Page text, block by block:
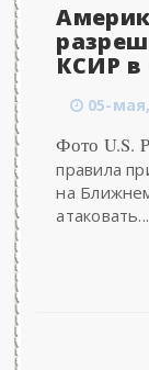
КСИР в
05-
Фото U.S.
правила
на
атаковать...